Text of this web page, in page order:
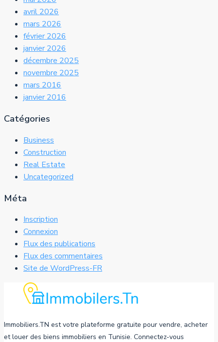
avril 2026
mars 2026
février 2026
janvier 2026
décembre 2025
novembre 2025
mars 2016
janvier 2016
Catégories
Business
Construction
Real Estate
Uncategorized
Méta
Inscription
Connexion
Flux des publications
Flux des commentaires
Site de WordPress-FR
Immobiliers.TN est votre plateforme gratuite pour vendre, acheter
et louer des biens immobiliers en Tunisie. Connectez-vous